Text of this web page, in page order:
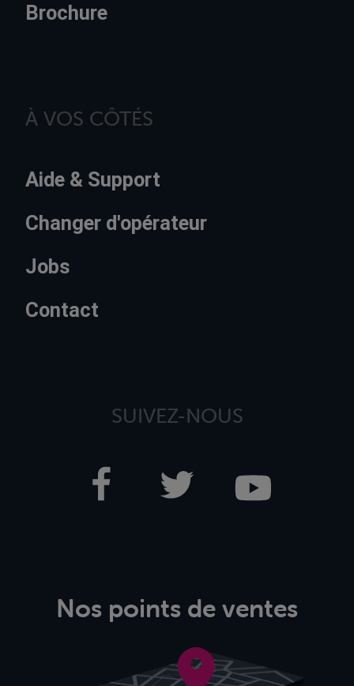
Brochure
À VOS CÔTÉS
Aide & Support
Changer d'opérateur
Jobs
Contact
SUIVEZ-NOUS
Nos points de ventes